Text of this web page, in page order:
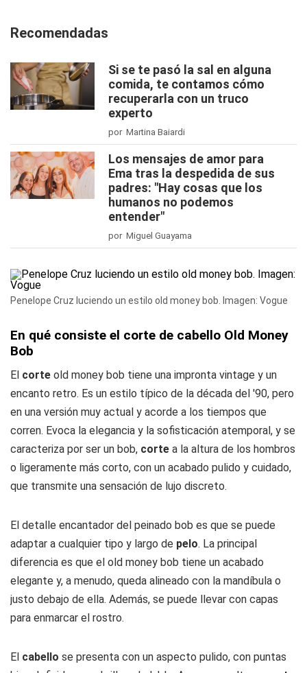
Recomendadas
Si se te pasó la sal en alguna
comida, te contamos cómo
recuperarla con un truco
experto
por Martina Baiardi
Los mensajes de amor para
Ema tras la despedida de sus
padres: "Hay cosas que los
humanos no podemos
entender"
por Miguel Guayama
Penelope Cruz luciendo un estilo old money bob. Imagen: Vogue
En qué consiste el corte de cabello Old Money
Bob
El corte old money bob tiene una impronta vintage y un
encanto retro. Es un estilo típico de la década del '90, pero
en una versión muy actual y acorde a los tiempos que
corren. Evoca la elegancia y la sofisticación atemporal, y se
caracteriza por ser un bob, corte a la altura de los hombros
o ligeramente más corto, con un acabado pulido y cuidado,
que transmite una sensación de lujo discreto.
El detalle encantador del peinado bob es que se puede
adaptar a cualquier tipo y largo de pelo. La principal
diferencia es que el old money bob tiene un acabado
elegante y, a menudo, queda alineado con la mandíbula o
justo debajo de ella. Además, se puede llevar con capas
para enmarcar el rostro.
El cabello se presenta con un aspecto pulido, con puntas